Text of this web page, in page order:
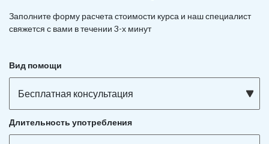
Заполните форму расчета стоимости курса и наш специалист
свяжется с вами в течении 3-х минут
Вид помощи
Бесплатная консультация
Длительность употребления